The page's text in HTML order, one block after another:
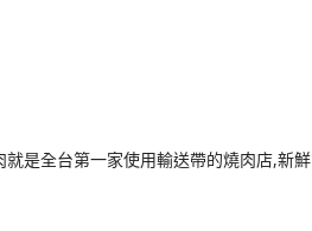
是全台第一家使用輸送帶的燒肉店,新鮮